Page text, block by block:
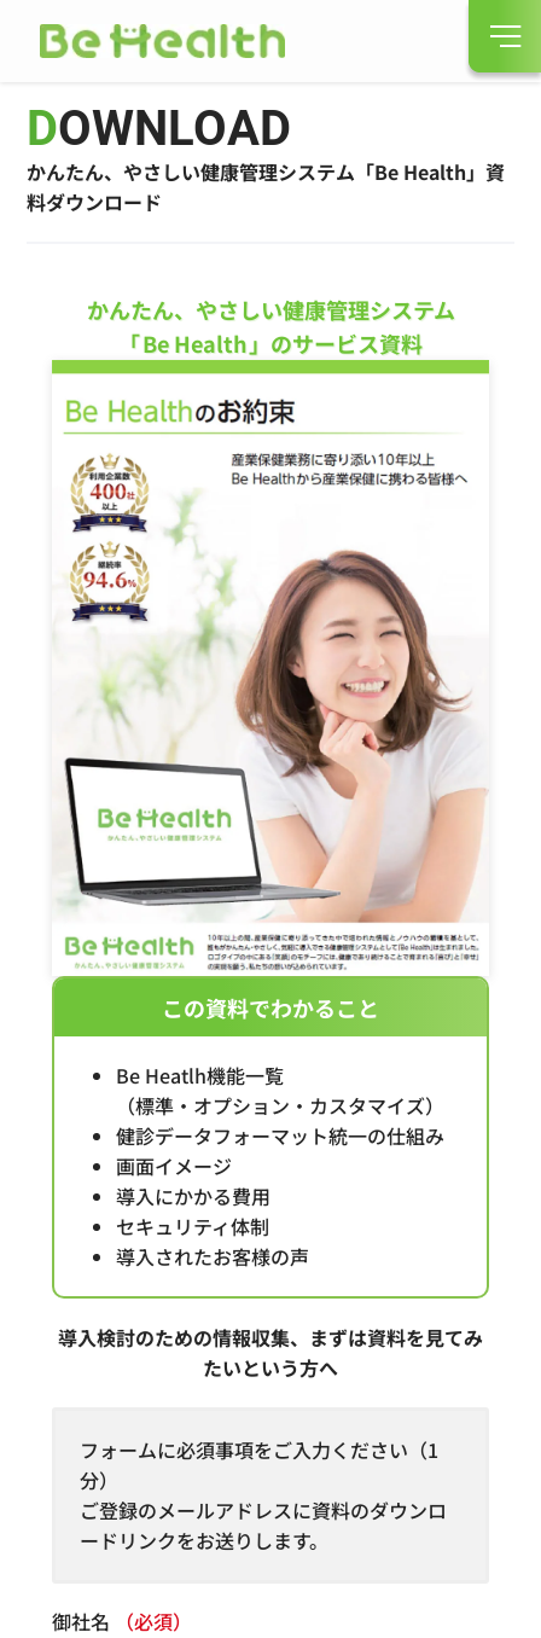
DOWNLOAD
かんたん、やさしい健康管理システム「Be Health」資
料ダウンロード
かんたん、やさしい健康管理システム
「Be Health 」のサービス資料
この資料でわかること
Be Heatlh機能一覧
（標準・オプション・カスタマイズ）
健診データフォーマット統一の仕組み
画面イメージ
導入にかかる費用
セキュリティ体制
導入されたお客様の声
導入検討のための情報収集、まずは資料を見てみ
たいという方へ
フォームに必須事項をご入力ください（1
分）
ご登録のメールアドレスに資料のダウンロ
ードリンクをお送りします。
御社名 （必須）